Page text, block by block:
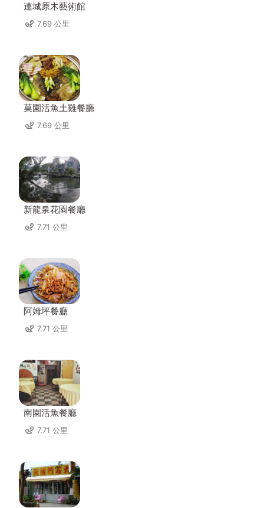
連城原木藝術館
7.69 公里
菓園活魚土雞餐廳
7.69 公里
新龍泉花園餐廳
7.71 公里
阿姆坪餐廳
7.71 公里
南園活魚餐廳
7.71 公里